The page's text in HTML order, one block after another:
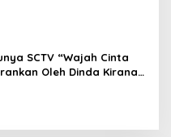
SCTV “Wajah Cinta
Oleh Dinda Kirana,